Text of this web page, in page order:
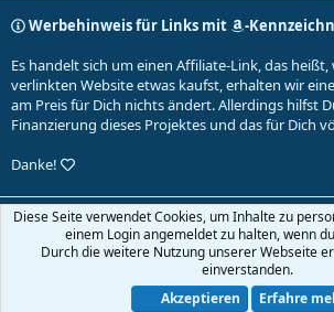
Werbehinweis für Links mit
-
Es handelt sich um einen Affiliate-Link, das
verlinkten Website etwas kaufst, erhalten wir
am Preis für Dich nichts ändert. Allerdings hilfst
Finanzierung dieses Projektes und das für Dich
Danke!
Default-Theme
Nutzungsbedingungen
Datenschutz Hilfe
Community platform by XenForo® © 2010-2026
Diese Seite verwendet Cookies, um Inhalte zu
einem Login angemeldet zu halten, wenn
Durch die weitere Nutzung unserer Webseite
einverstanden.
Akzeptieren
Erfahre